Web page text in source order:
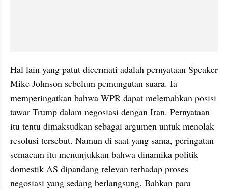
Hal lain yang patut dicermati adalah pernyataan Speaker
Mike Johnson sebelum pemungutan suara. Ia
memperingatkan bahwa WPR dapat melemahkan posisi
tawar Trump dalam negosiasi dengan Iran. Pernyataan
itu tentu dimaksudkan sebagai argumen untuk menolak
resolusi tersebut. Namun di saat yang sama, peringatan
semacam itu menunjukkan bahwa dinamika politik
domestik AS dipandang relevan terhadap proses
negosiasi yang sedang berlangsung. Bahkan para